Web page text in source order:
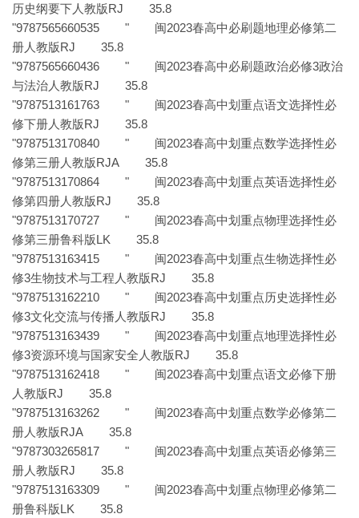
历史纲要下人教版RJ 35.8
"9787565660535 " 闽2023春高中必刷题地理必修第二
册人教版RJ 35.8
"9787565660436 " 闽2023春高中必刷题政治必修3政治
与法治人教版RJ 35.8
"9787513161763 " 闽2023春高中划重点语文选择性必
修下册人教版RJ 35.8
"9787513170840 " 闽2023春高中划重点数学选择性必
修第三册人教版RJA 35.8
"9787513170864 " 闽2023春高中划重点英语选择性必
修第四册人教版RJ 35.8
"9787513170727 " 闽2023春高中划重点物理选择性必
修第三册鲁科版LK 35.8
"9787513163415 " 闽2023春高中划重点生物选择性必
修3生物技术与工程人教版RJ 35.8
"9787513162210 " 闽2023春高中划重点历史选择性必
修3文化交流与传播人教版RJ 35.8
"9787513163439 " 闽2023春高中划重点地理选择性必
修3资源环境与国家安全人教版RJ 35.8
"9787513162418 " 闽2023春高中划重点语文必修下册
人教版RJ 35.8
"9787513163262 " 闽2023春高中划重点数学必修第二
册人教版RJA 35.8
"9787303265817 " 闽2023春高中划重点英语必修第三
册人教版RJ 35.8
"9787513163309 " 闽2023春高中划重点物理必修第二
册鲁科版LK 35.8